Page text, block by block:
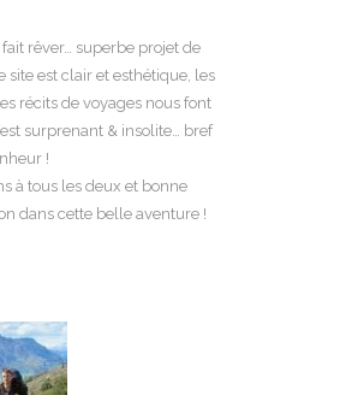
fait rêver… superbe projet de
site est clair et esthétique, les
récits de voyages nous font
surprenant & insolite… bref
!
à tous les deux et bonne
dans cette belle aventure !